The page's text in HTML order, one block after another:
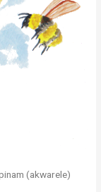
(akwarele)